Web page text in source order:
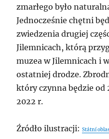
zmarłego było
Jednocześnie chętni
zwiedzenia drugiej
Jilemnicach, którą
muzea w Jilemnicach i
ostatniej drodze.
który czynna będzie od
2022 r.
Źródło ilustracji:Státní